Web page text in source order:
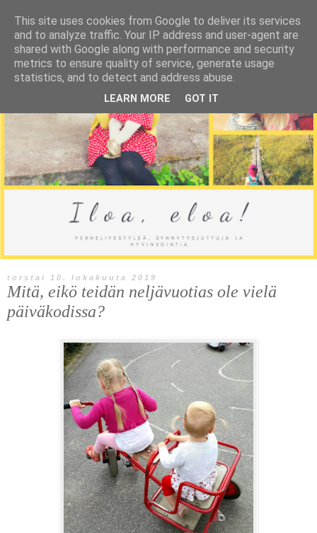
torstai 10. lokakuuta 2019
Mitä, eikö teidän neljävuotias ole vielä
päiväkodissa?
This site uses cookies from Google to deliver its services
and to analyze traffic. Your IP address and user-agent are
shared with Google along with performance and security
metrics to ensure quality of service, generate usage
statistics, and to detect and address abuse.
LEARN MORE GOT IT